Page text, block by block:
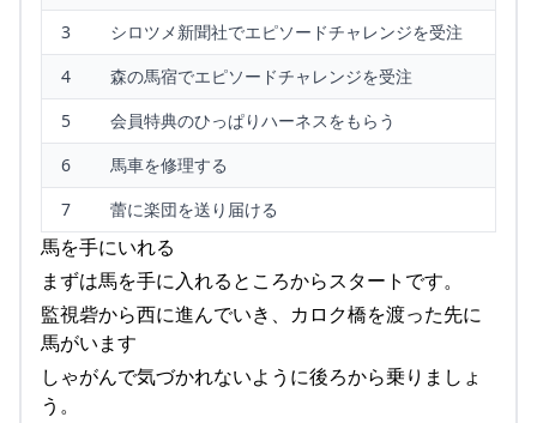
3
シロツメ新聞社でエピソードチャレンジを受注
4
森の馬宿でエピソードチャレンジを受注
5
会員特典のひっぱりハーネスをもらう
6
馬車を修理する
7
蕾に楽団を送り届ける
馬を手にいれる
まずは馬を手に入れるところからスタートです。
監視砦から西に進んでいき、カロク橋を渡った先に
馬がいます
しゃがんで気づかれないように後ろから乗りましょ
う。